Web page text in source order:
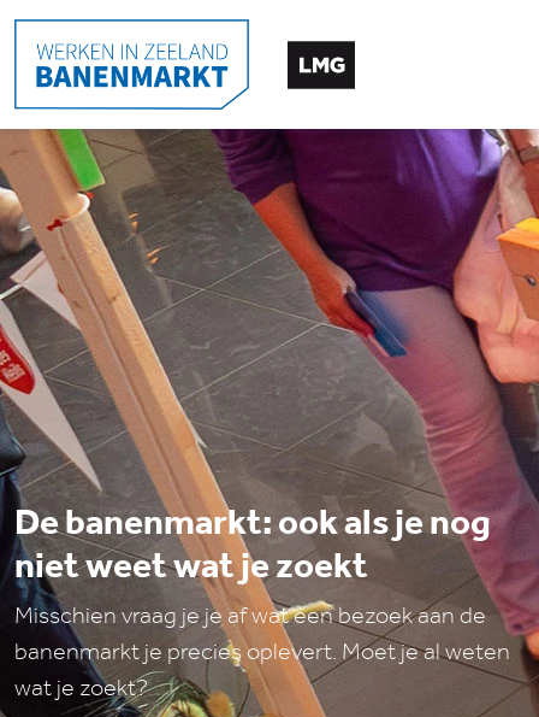
De banenmarkt: ook als je nog
niet weet wat je zoekt
Misschien vraag je je af wat een bezoek aan de
banenmarkt je precies oplevert. Moet je al weten
wat je zoekt?